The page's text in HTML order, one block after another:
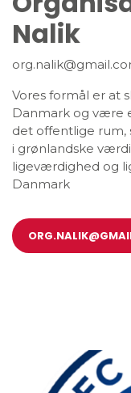
Nalik
Vores formål er at
Danmark og være
det offentlige rum,
i grønlandske
ligeværdighed og
Danmark